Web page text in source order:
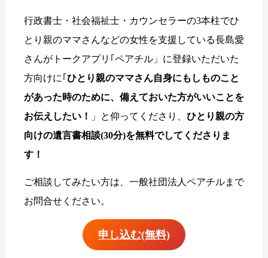
行政書士・社会福祉士・カウンセラーの3本柱でひ
とり親のママさんなどの女性を支援している長島愛
さんがトークアプリ｢ペアチル」に登録いただいた
方向けに｢ ひとり親のママさん自身にもしものこと
があった時のために、備えておいた方がいいことを
お伝えしたい！
」と仰ってくださり、 ひとり親の方
向けの遺言書相談(30分)を無料でしてくださりま
す！
ご相談してみたい方は、一般社団法人ペアチルまで
お問合せください。
申し込む(無料)